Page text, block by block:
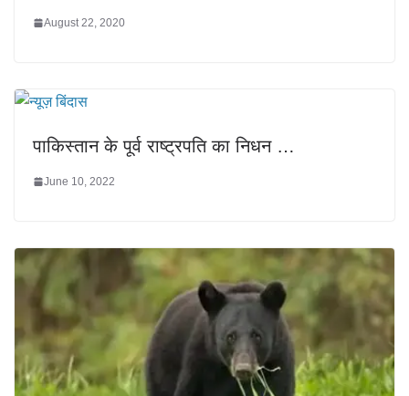
August 22, 2020
पाकिस्तान के पूर्व राष्ट्रपति का निधन …
June 10, 2022